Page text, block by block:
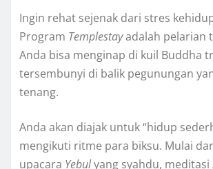
Ingin rehat sejenak dari stres
Program Templestayadalah pelarian
Anda bisa menginap di kuil Buddha
tersembunyi di balik pegunungan
tenang.
Anda akan diajak untuk “hidup
mengikuti ritme para biksu. Mulai
upacara Yebulyang syahdu, meditasi